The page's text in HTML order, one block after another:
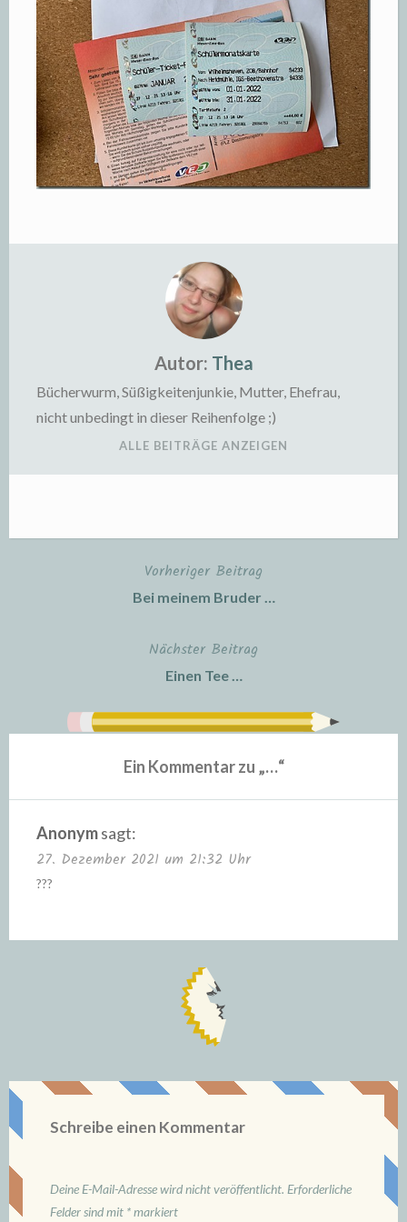
Autor: Thea
Bücherwurm, Süßigkeitenjunkie, Mutter, Ehefrau,
nicht unbedingt in dieser Reihenfolge ;)
ALLE BEITRÄGE ANZEIGEN
BeitragsnavigationVorheriger Beitrag
Bei meinem Bruder …
Nächster Beitrag
Einen Tee …
Ein Kommentar zu „…“
Anonymsagt:
27. Dezember 2021 um 21:32 Uhr
???
Schreibe einen Kommentar
Deine E-Mail-Adresse wird nicht veröffentlicht. Erforderliche
Felder sind mit *markiert